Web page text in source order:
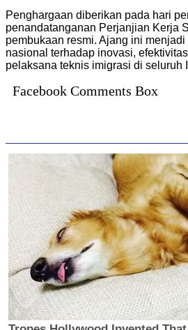
Penghargaan diberikan pada hari
penandatanganan Perjanjian Kerja
pembukaan resmi. Ajang ini
nasional terhadap inovasi,
pelaksana teknis imigrasi di seluruh
Facebook Comments Box